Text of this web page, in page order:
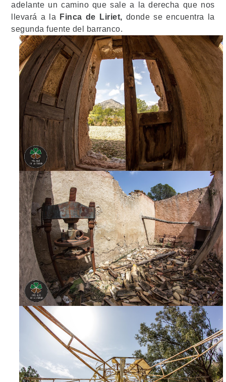
adelante un camino que sale a la derecha que nos
llevará a la
Finca de Liriet, donde se encuentra la
segunda fuente del barranco.